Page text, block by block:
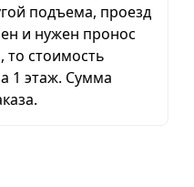
подъема, проезд
и нужен пронос
стоимость
1 этаж. Сумма